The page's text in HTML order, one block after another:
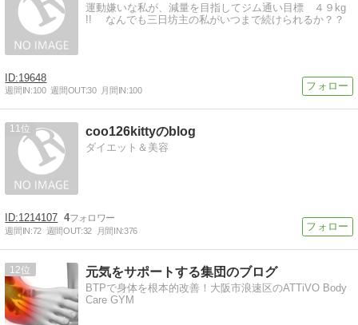
運動嫌いな私が、減量を目指してジム通い目標 ４９kg
!! なんでも三日坊主の私がいつまで続けられるか？？
19648
週間IN:100 週間OUT:30 月間IN:100
11 coo126kittyのblog
ダイエット＆美容
1214107 4
週間IN:72 週間OUT:32 月間IN:376
12 元気をサポートする集団のブログ
BTPで身体を根本的改善！大阪市浪速区のATTiVO Body
Care GYM